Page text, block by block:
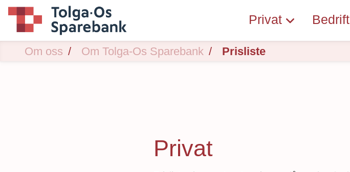
Om oss Om Tolga-Os Sparebank Prisliste
Privat Bedrift
Privat